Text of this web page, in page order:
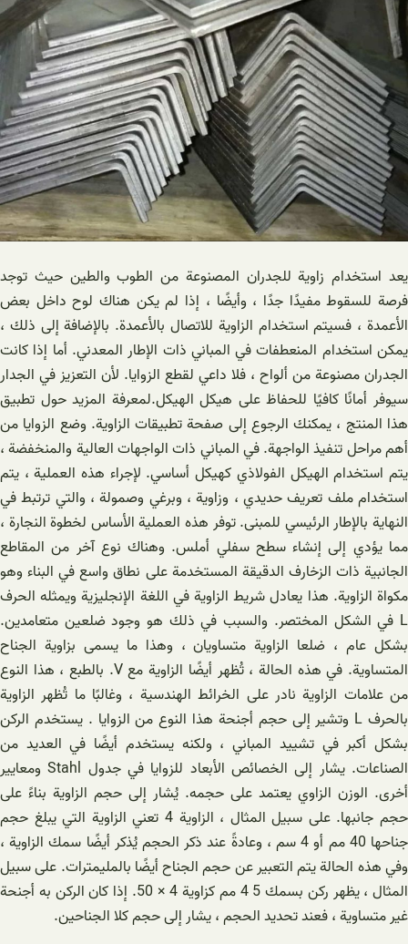
يعد استخدام زاوية للجدران المصنوعة من الطوب والطين حيث توجد
فرصة للسقوط مفيدًا جدًا ، وأيضًا ، إذا لم يكن هناك لوح داخل بعض
الأعمدة ، فسيتم استخدام الزاوية للاتصال بالأعمدة. بالإضافة إلى ذلك ،
يمكن استخدام المنعطفات في المباني ذات الإطار المعدني. أما إذا كانت
الجدران مصنوعة من ألواح ، فلا داعي لقطع الزوايا. لأن التعزيز في الجدار
سيوفر أمانًا كافيًا للحفاظ على هيكل الهيكل.لمعرفة المزيد حول تطبيق
هذا المنتج ، يمكنك الرجوع إلى صفحة تطبيقات الزاوية. وضع الزوايا من
أهم مراحل تنفيذ الواجهة. في المباني ذات الواجهات العالية والمنخفضة ،
يتم استخدام الهيكل الفولاذي كهيكل أساسي. لإجراء هذه العملية ، يتم
استخدام ملف تعريف حديدي ، وزاوية ، وبرغي وصمولة ، والتي ترتبط في
النهاية بالإطار الرئيسي للمبنى. توفر هذه العملية الأساس لخطوة النجارة ،
مما يؤدي إلى إنشاء سطح سفلي أملس. وهناك نوع آخر من المقاطع
الجانبية ذات الزخارف الدقيقة المستخدمة على نطاق واسع في البناء وهو
مكواة الزاوية. هذا يعادل شريط الزاوية في اللغة الإنجليزية ويمثله الحرف
L في الشكل المختصر. والسبب في ذلك هو وجود ضلعين متعامدين.
بشكل عام ، ضلعا الزاوية متساويان ، وهذا ما يسمى بزاوية الجناح
المتساوية. في هذه الحالة ، تُظهر أيضًا الزاوية مع V. بالطبع ، هذا النوع
من علامات الزاوية نادر على الخرائط الهندسية ، وغالبًا ما تُظهر الزاوية
بالحرف L وتشير إلى حجم أجنحة هذا النوع من الزوايا . يستخدم الركن
بشكل أكبر في تشييد المباني ، ولكنه يستخدم أيضًا في العديد من
الصناعات. يشار إلى الخصائص الأبعاد للزوايا في جدول Stahl ومعايير
أخرى. الوزن الزاوي يعتمد على حجمه. يُشار إلى حجم الزاوية بناءً على
حجم جانبها. على سبيل المثال ، الزاوية 4 تعني الزاوية التي يبلغ حجم
جناحها 40 مم أو 4 سم ، وعادةً عند ذكر الحجم يُذكر أيضًا سمك الزاوية ،
وفي هذه الحالة يتم التعبير عن حجم الجناح أيضًا بالمليمترات. على سبيل
المثال ، يظهر ركن بسمك 5 4 مم كزاوية 4 × 50. إذا كان الركن به أجنحة
غير متساوية ، فعند تحديد الحجم ، يشار إلى حجم كلا الجناحين.